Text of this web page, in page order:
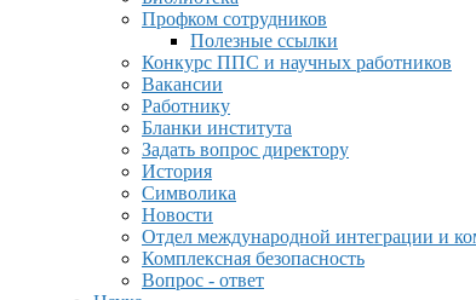
Профком сотрудников
Полезные ссылки
Конкурс ППС и научных работников
Вакансии
Работнику
Бланки института
Задать вопрос директору
История
Символика
Новости
Отдел международной интеграции и
Комплексная безопасность
Вопрос - ответ